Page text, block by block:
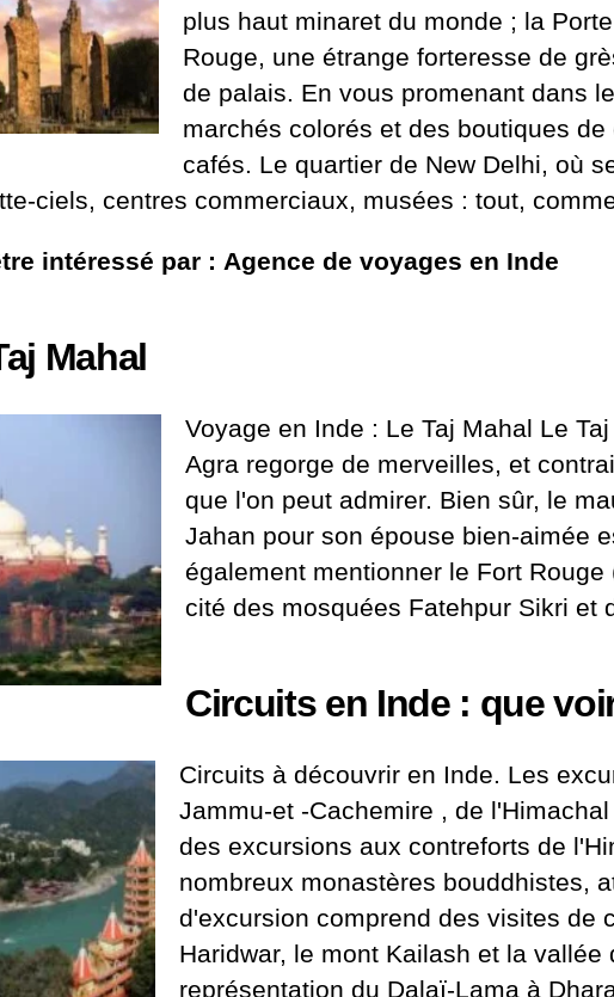
plus haut minaret du monde ; la
Rouge, une étrange forteresse de
de palais. En vous promenant dans
marchés colorés et des boutiques
cafés. Le quartier de New Delhi, où
ciels, centres commerciaux, musées : tout,
intéressé par : Agence de voyages en Inde
Mahal
Voyage en Inde : Le Taj Mahal Le
Agra regorge de merveilles, et
que l'on peut admirer. Bien sûr, le
Jahan pour son épouse bien-aimée
également mentionner le Fort
cité des mosquées Fatehpur Sikri et
Circuits en Inde : que
Circuits à découvrir en Inde. Les
Jammu-et -Cachemire , de
des excursions aux contreforts de
nombreux monastères bouddhistes,
d'excursion comprend des visites de
Haridwar, le mont Kailash et la
représentation du Dalaï-Lama à